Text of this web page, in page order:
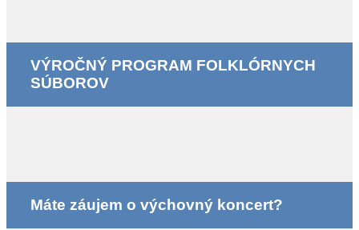
VÝROČNÝ PROGRAM FOLKLÓRNYCH
SÚBOROV
Máte záujem o výchovný koncert?